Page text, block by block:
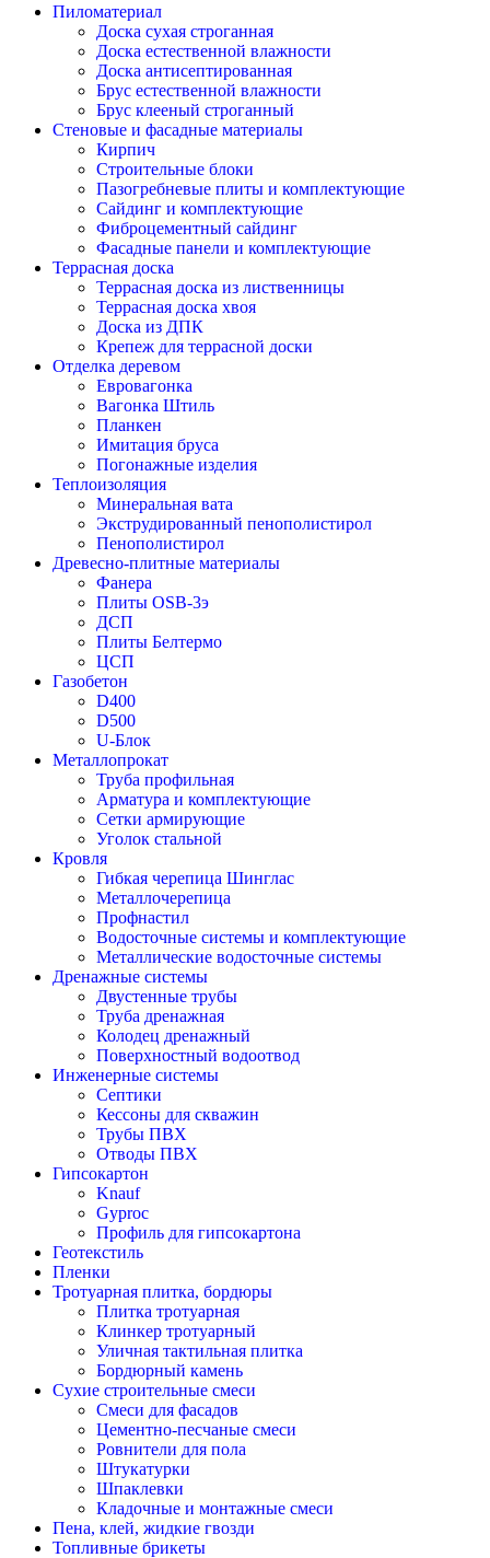
Пиломатериал
Доска сухая строганная
Доска естественной влажности
Доска антисептированная
Брус естественной влажности
Брус клееный строганный
Стеновые и фасадные материалы
Кирпич
Строительные блоки
Пазогребневые плиты и комплектующие
Сайдинг и комплектующие
Фиброцементный сайдинг
Фасадные панели и комплектующие
Террасная доска
Террасная доска из лиственницы
Террасная доска хвоя
Доска из ДПК
Крепеж для террасной доски
Отделка деревом
Евровагонка
Вагонка Штиль
Планкен
Имитация бруса
Погонажные изделия
Теплоизоляция
Минеральная вата
Экструдированный пенополистирол
Пенополистирол
Древесно-плитные материалы
Фанера
Плиты OSB-3э
ДСП
Плиты Белтермо
ЦСП
Газобетон
D400
D500
U-Блок
Металлопрокат
Труба профильная
Арматура и комплектующие
Сетки армирующие
Уголок стальной
Кровля
Гибкая черепица Шинглас
Металлочерепица
Профнастил
Водосточные системы и комплектующие
Металлические водосточные системы
Дренажные системы
Двустенные трубы
Труба дренажная
Колодец дренажный
Поверхностный водоотвод
Инженерные системы
Септики
Кессоны для скважин
Трубы ПВХ
Отводы ПВХ
Гипсокартон
Knauf
Gyproc
Профиль для гипсокартона
Геотекстиль
Пленки
Тротуарная плитка, бордюры
Плитка тротуарная
Клинкер тротуарный
Уличная тактильная плитка
Бордюрный камень
Сухие строительные смеси
Смеси для фасадов
Цементно-песчаные смеси
Ровнители для пола
Штукатурки
Шпаклевки
Кладочные и монтажные смеси
Пена, клей, жидкие гвозди
Топливные брикеты